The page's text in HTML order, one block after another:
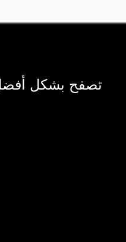
تصفح بشكل